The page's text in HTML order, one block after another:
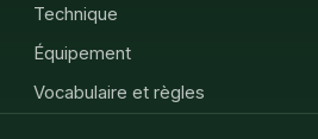
Technique
Équipement
Vocabulaire et règles